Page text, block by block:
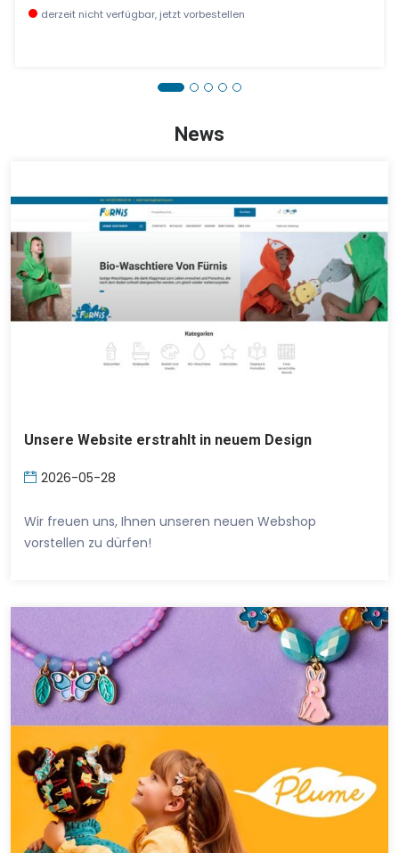
derzeit nicht verfügbar, jetzt vorbestellen
News
Unsere Website erstrahlt in neuem Design
2026-05-28
Wir freuen uns, Ihnen unseren neuen Webshop
vorstellen zu dürfen!